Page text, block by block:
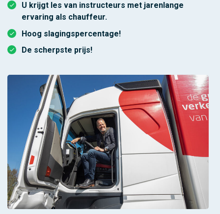
U krijgt les van instructeurs met jarenlange
ervaring als chauffeur.
Hoog slagingspercentage!
De scherpste prijs!